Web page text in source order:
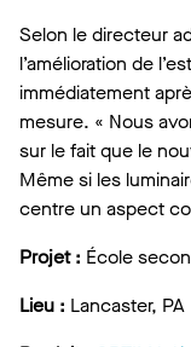
Selon le directeur
l’amélioration de
immédiatement
mesure. « Nous
sur le fait que le
Même si les
centre un aspect
Projet : École
Lieu : Lancaster, PA